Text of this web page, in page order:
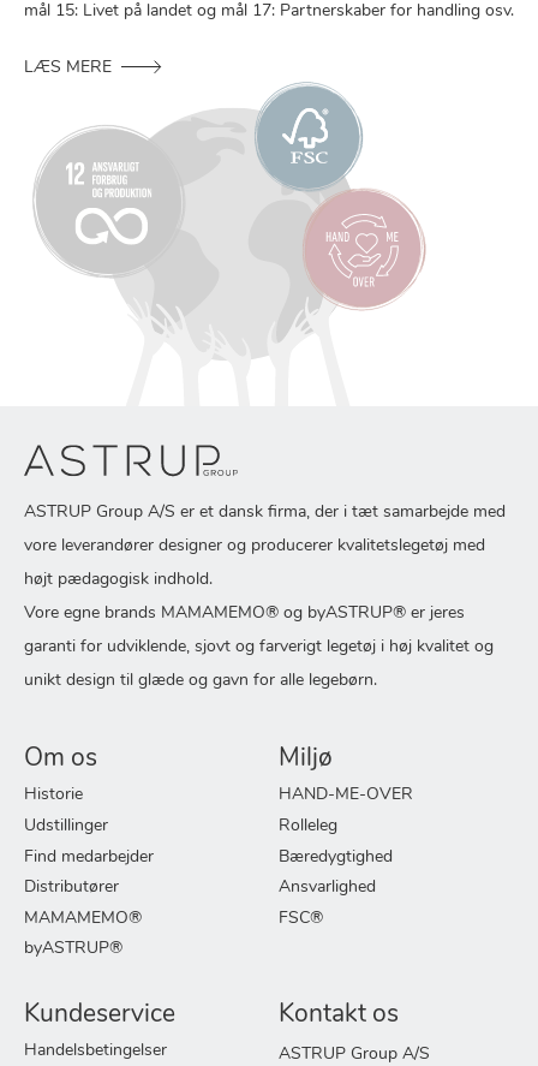
mål 15: Livet på landet og mål 17: Partnerskaber for handling osv.
LÆS MERE
ASTRUP Group A/S er et dansk firma, der i tæt samarbejde med
vore leverandører designer og producerer kvalitetslegetøj med
højt pædagogisk indhold.
Vore egne brands MAMAMEMO® og byASTRUP® er jeres
garanti for udviklende, sjovt og farverigt legetøj i høj kvalitet og
unikt design til glæde og gavn for alle legebørn.
Om os
Historie
Udstillinger
Find medarbejder
Distributører
MAMAMEMO®
byASTRUP®
Miljø
HAND-ME-OVER
Rolleleg
Bæredygtighed
Ansvarlighed
FSC®
Kundeservice
Handelsbetingelser
Kontakt os
ASTRUP Group A/S